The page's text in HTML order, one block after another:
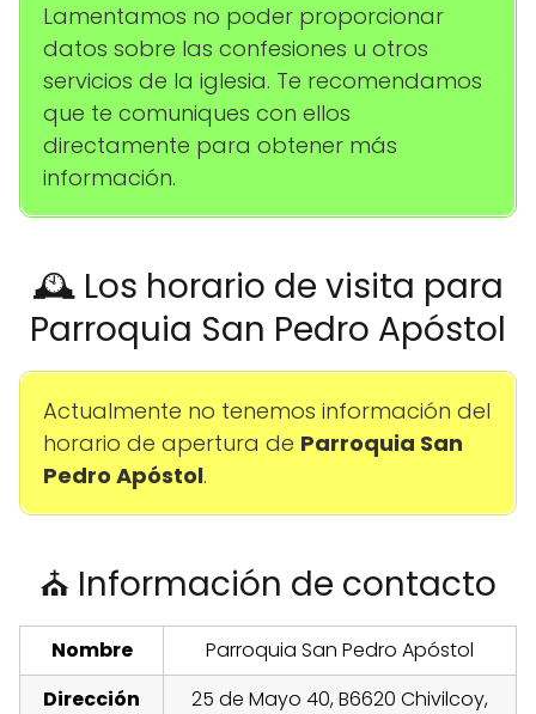
Lamentamos no poder proporcionar
datos sobre las confesiones u otros
servicios de la iglesia. Te recomendamos
que te comuniques con ellos
directamente para obtener más
información.
🕰️ Los horario de visita para
Parroquia San Pedro Apóstol
Actualmente no tenemos información del
horario de apertura de Parroquia San
Pedro Apóstol.
⛪ Información de contacto
Nombre
Parroquia San Pedro Apóstol
Dirección
25 de Mayo 40, B6620 Chivilcoy,